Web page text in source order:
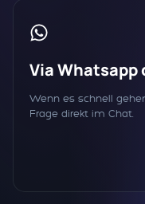
Via
Wenn es schnell
Frage direkt im Chat.